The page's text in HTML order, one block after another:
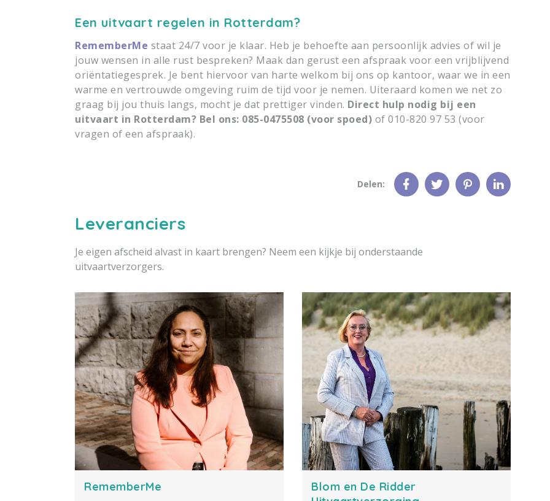
Een uitvaart regelen in Rotterdam?
RememberMe staat 24/7 voor je klaar. Heb je behoefte aan persoonlijk advies of wil je
jouw wensen in alle rust bespreken? Maak dan gerust een afspraak voor een vrijblijvend
oriëntatiegesprek. Je bent hiervoor van harte welkom bij ons op kantoor, waar we in een
warme en vertrouwde omgeving ruim de tijd voor je nemen. Uiteraard komen we net zo
graag bij jou thuis langs, mocht je dat prettiger vinden. Direct hulp nodig bij een
uitvaart in Rotterdam? Bel ons: 085-0475508 (voor spoed) of 010-820 97 53 (voor
vragen of een afspraak).
Delen:
Leveranciers
Je eigen afscheid alvast in kaart brengen? Neem een kijkje bij onderstaande
uitvaartverzorgers.
RememberMe
Blom en De Ridder